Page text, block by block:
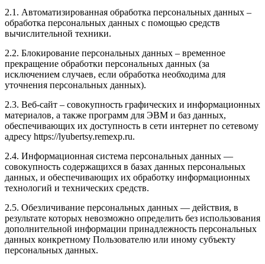
2.1. Автоматизированная обработка персональных данных –
обработка персональных данных с помощью средств
вычислительной техники.
2.2. Блокирование персональных данных – временное
прекращение обработки персональных данных (за
исключением случаев, если обработка необходима для
уточнения персональных данных).
2.3. Веб-сайт – совокупность графических и информационных
материалов, а также программ для ЭВМ и баз данных,
обеспечивающих их доступность в сети интернет по сетевому
адресу https://lyubertsy.remexp.ru.
2.4. Информационная система персональных данных —
совокупность содержащихся в базах данных персональных
данных, и обеспечивающих их обработку информационных
технологий и технических средств.
2.5. Обезличивание персональных данных — действия, в
результате которых невозможно определить без использования
дополнительной информации принадлежность персональных
данных конкретному Пользователю или иному субъекту
персональных данных.